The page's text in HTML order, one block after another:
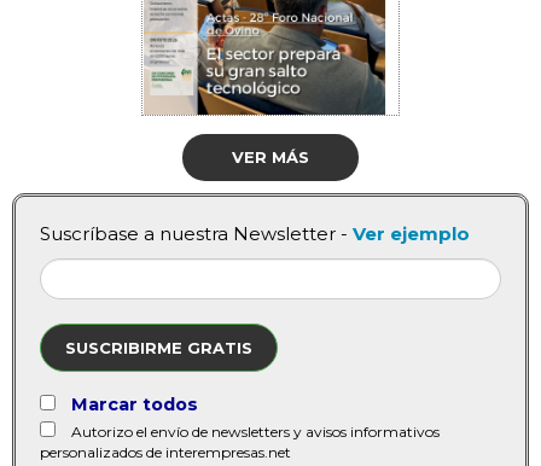
VER MÁS
Suscríbase a nuestra Newsletter - Ver ejemplo
SUSCRIBIRME GRATIS
Marcar todos
Autorizo el envío de newsletters y avisos informativos
personalizados de interempresas.net